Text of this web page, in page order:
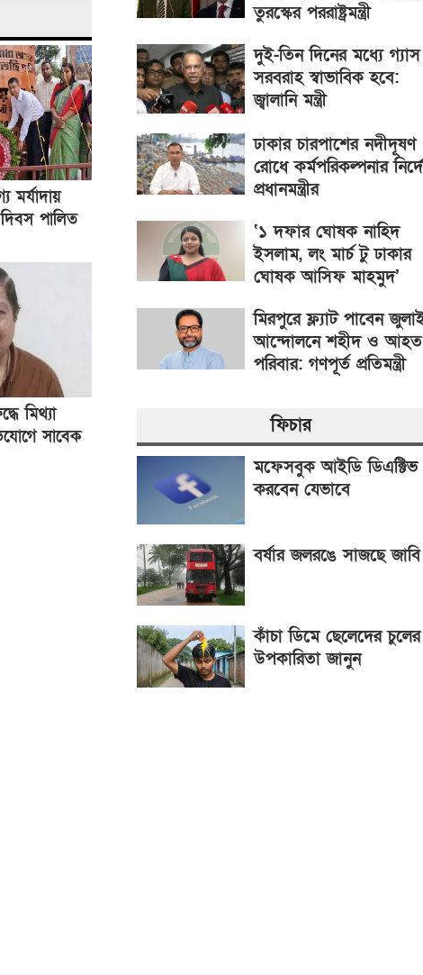
মর্যাদায়
পালিত
মিথ্যা
সাবেক
তুরস্কের পররাষ্ট্রমন্ত্রী
দুই-তিন দিনের মধ্যে গ্যাস
সরবরাহ স্বাভাবিক হবে:
জ্বালানি মন্ত্রী
ঢাকার চারপাশের নদীদূষণ
রোধে কর্মপরিকল্পনার
প্রধানমন্ত্রীর
‘১ দফার ঘোষক নাহিদ
ইসলাম, লং মার্চ টু ঢাকার
ঘোষক আসিফ মাহমুদ’
মিরপুরে ফ্ল্যাট পাবেন
আন্দোলনে শহীদ ও আহত
পরিবার: গণপূর্ত প্রতিমন্ত্রী
ফিচার
মফেসবুক আইডি ডিএক্টিভ
করবেন যেভাবে
বর্ষার জলরঙে সাজছে জাবি
কাঁচা ডিমে ছেলেদের চুলের
উপকারিতা জানুন